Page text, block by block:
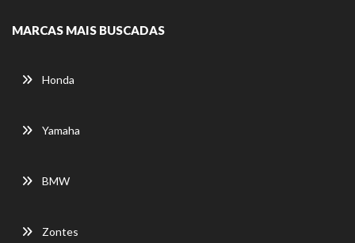
MARCAS MAIS BUSCADAS
Honda
Yamaha
BMW
Zontes